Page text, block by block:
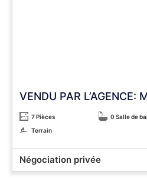
VENDU PAR
7 Pièces 0 Salle de
Terrain
Négociation privée